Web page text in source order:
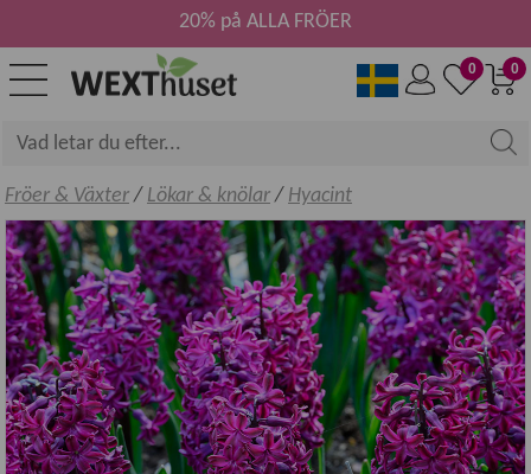
0
0
20% på ALLA FRÖER
Fröer & Växter/ Lökar & knölar/ Hyacint